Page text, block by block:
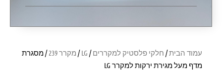
עמוד הבית/ חלקי פלסטיק למקררים/
LG
/ מקרר 239
/ מסגרת
מדף מעל מגירת ירקות למקרר LG